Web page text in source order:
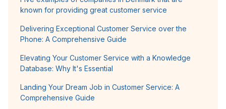
known for providing great customer service
Delivering Exceptional Customer Service over the
Phone: A Comprehensive Guide
Elevating Your Customer Service with a Knowledge
Database: Why It's Essential
Landing Your Dream Job in Customer Service: A
Comprehensive Guide